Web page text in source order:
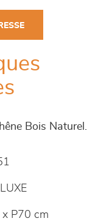
Bois Naturel.
P70 cm